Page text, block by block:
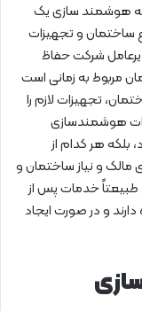
هوشمند سازی یک
ساختمان و تجهیزات
شرکت حفاظ
مربوط به زمانی است
تجهیزات لازم را
هوشمندسازی
بلکه هر کدام از
مالک و نیاز ساختمان و
خدمات پس از
و در صورت ایجاد